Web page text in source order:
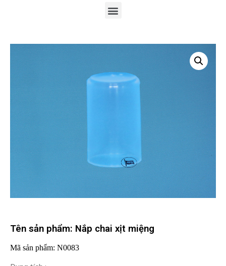
Tên sản phẩm: Nắp chai xịt miệng
Mã sản phẩm: N0083